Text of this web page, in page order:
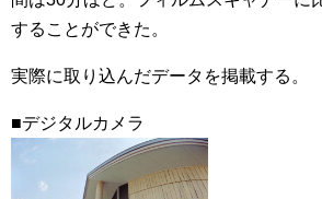
することができた。
実際に取り込んだデータを掲載する。
■デジタルカメラ